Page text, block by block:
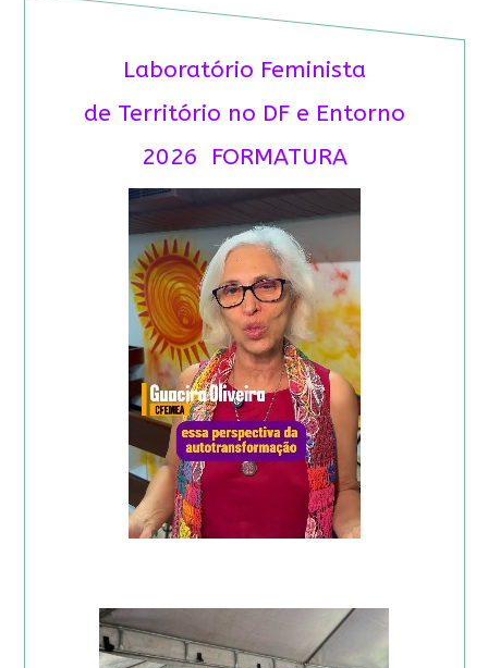
Laboratório Feminista
de Território no DF e Entorno
2026 FORMATURA